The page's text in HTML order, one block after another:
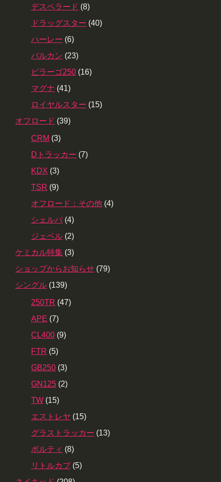
デスペラード (8)
ドラッグスター (40)
ハーレー (6)
バルカン (23)
ビラーゴ250 (16)
マグナ (41)
ロイヤルスター (15)
オフロード (39)
CRM (3)
Dトラッカー (7)
KDX (3)
TSR (9)
オフロード：その他 (4)
シェルパ (4)
ジェベル (2)
ケミカル特集 (3)
ショップからお知らせ (79)
シングル (139)
250TR (47)
APE (7)
CL400 (9)
FTR (5)
GB250 (3)
GN125 (2)
TW (15)
エストレヤ (15)
グラストラッカー (13)
ボルティ (8)
リトルカブ (5)